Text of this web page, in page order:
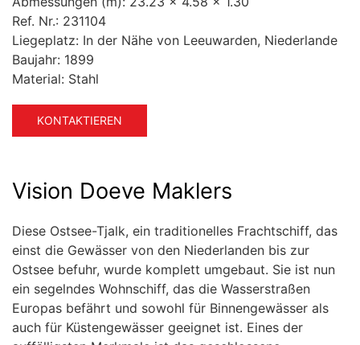
Ref. Nr.: 231104
Liegeplatz: In der Nähe von Leeuwarden, Niederlande
Baujahr: 1899
Material: Stahl
KONTAKTIEREN
Vision Doeve Maklers
Diese Ostsee-Tjalk, ein traditionelles Frachtschiff, das
einst die Gewässer von den Niederlanden bis zur
Ostsee befuhr, wurde komplett umgebaut. Sie ist nun
ein segelndes Wohnschiff, das die Wasserstraßen
Europas befährt und sowohl für Binnengewässer als
auch für Küstengewässer geeignet ist. Eines der